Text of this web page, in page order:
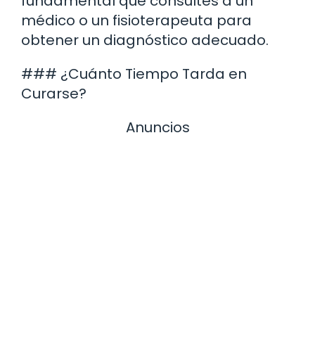
médico o un fisioterapeuta para
obtener un diagnóstico adecuado.
### ¿Cuánto Tiempo Tarda en
Curarse?
Anuncios